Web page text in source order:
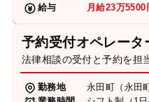
給与
月給23万5500
予約受付オペレータ
法律相談の受付と予約を担
勤務地
永田町（永田